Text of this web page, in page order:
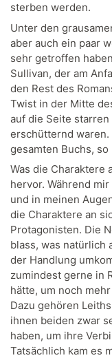
sterben werden.
Unter den
aber auch ein paar
sehr getroffen
Sullivan, der am
den Rest des
Twist in der Mitte
auf die Seite
erschütternd
gesamten Buchs,
Was die Charaktere
hervor. Während
und in meinen
die Charaktere an
Protagonisten. Die
blass, was natürlich
der Handlung
zumindest gerne in
hätte, um noch
Dazu gehören
ihnen beiden zwar
haben, um ihre
Tatsächlich kam es